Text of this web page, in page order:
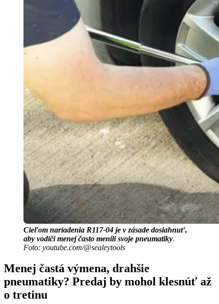
Cieľom nariadenia R117-04 je v zásade dosiahnuť,
aby vodiči menej často menili svoje pneumatiky.
Foto: youtube.com/@sealeytools
Menej častá výmena, drahšie
pneumatiky? Predaj by mohol klesnúť až
o tretinu